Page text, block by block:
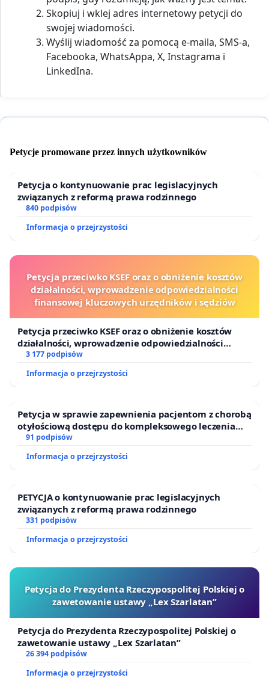
Skopiuj i wklej adres internetowy petycji do
swojej wiadomości.
Wyślij wiadomość za pomocą e-maila, SMS-a,
Facebooka, WhatsAppa, X, Instagrama i
LinkedIna.
Petycje promowane przez innych użytkowników
Petycja o kontynuowanie prac legislacyjnych
związanych z reformą prawa rodzinnego
840 podpisów
Informacja o przejrzystości
Petycja przeciwko KSEF oraz o obniżenie kosztów
działalności, wprowadzenie odpowiedzialności
finansowej kluczowych urzędników i sędziów
Petycja przeciwko KSEF oraz o obniżenie kosztów
działalności, wprowadzenie odpowiedzialności
finansowej kluczowych urzędników i sędziów
3 177 podpisów
Informacja o przejrzystości
Petycja w sprawie zapewnienia pacjentom z chorobą
otyłościową dostępu do kompleksowego leczenia
oraz programów profilaktycznych.
91 podpisów
Informacja o przejrzystości
PETYCJA o kontynuowanie prac legislacyjnych
związanych z reformą prawa rodzinnego
331 podpisów
Informacja o przejrzystości
Petycja do Prezydenta Rzeczypospolitej Polskiej o
zawetowanie ustawy „Lex Szarlatan”
Petycja do Prezydenta Rzeczypospolitej Polskiej o
zawetowanie ustawy „Lex Szarlatan”
26 394 podpisów
Informacja o przejrzystości